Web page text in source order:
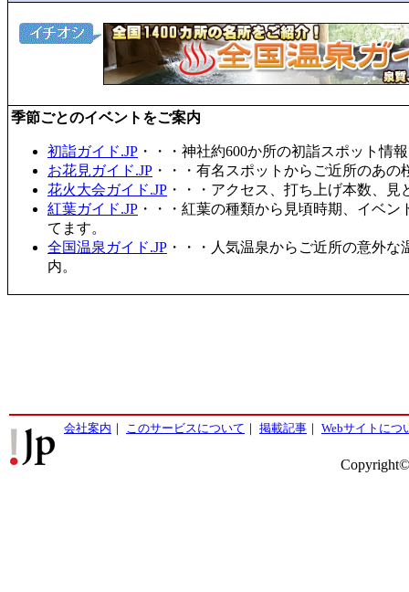
季節ごとのイベントをご案内
初詣ガイド.JP ・・・神社約600か所の初詣スポット情
お花見ガイド.JP ・・・有名スポットからご近所のあ
花火大会ガイド.JP ・・・アクセス、打ち上げ本数、
紅葉ガイド.JP ・・・紅葉の種類から見頃時期、イベ
てます。
全国温泉ガイド.JP ・・・人気温泉からご近所の意外
内。
会社案内 ｜ このサービスについて ｜ 掲載記事 ｜ Webサイトにつ